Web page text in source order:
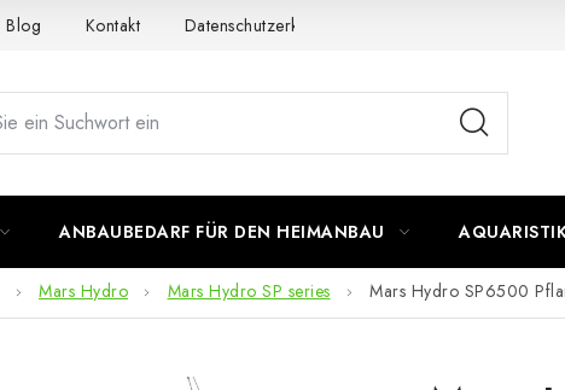
Blog Kontakt Datenschutzerklärung
ANBAUBEDARF FÜR DEN HEIMANBAU
Mars Hydro Mars Hydro SP series Mars Hydro SP6500